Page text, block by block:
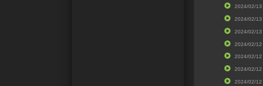
2024/02/13
2024/02/13
2024/02/13
2024/02/12
2024/02/12
2024/02/12
2024/02/12